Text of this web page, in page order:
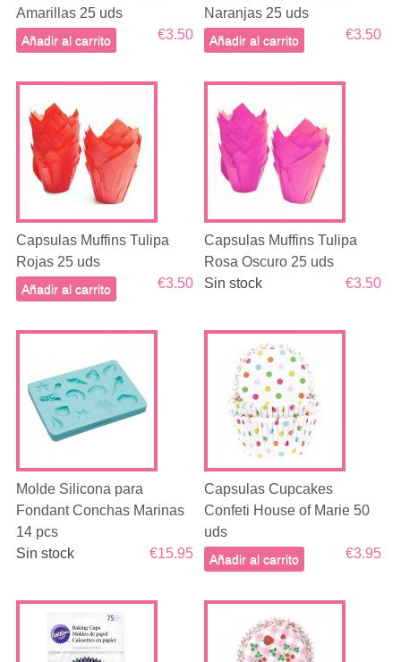
Amarillas 25 uds
€3.50
Añadir al carrito
Naranjas 25 uds
€3.50
Añadir al carrito
Capsulas Muffins Tulipa
Rojas 25 uds
€3.50
Añadir al carrito
Capsulas Muffins Tulipa
Rosa Oscuro 25 uds
€3.50
Sin stock
Molde Silicona para
Fondant Conchas Marinas
14 pcs
€15.95
Sin stock
Capsulas Cupcakes
Confeti House of Marie 50
uds
€3.95
Añadir al carrito